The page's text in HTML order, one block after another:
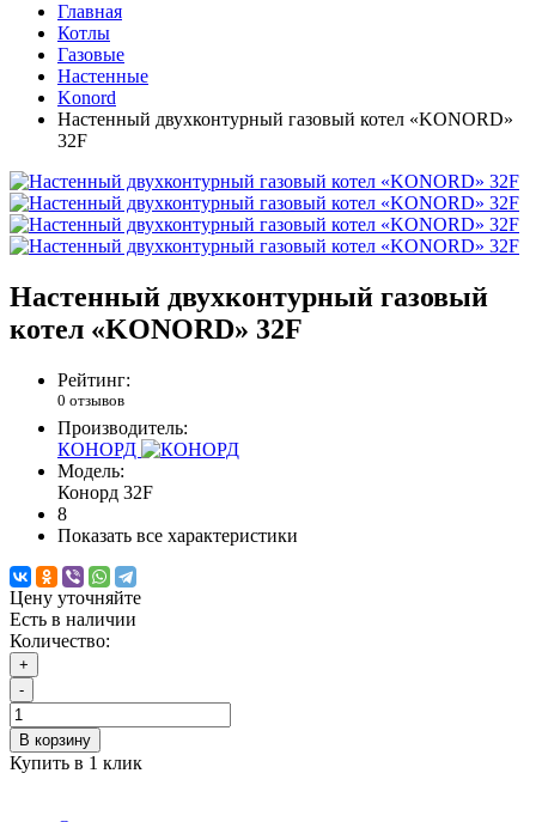
Главная
Котлы
Газовые
Настенные
Konord
Настенный двухконтурный газовый котел «KONORD»
32F
Настенный двухконтурный газовый
котел «KONORD» 32F
Рейтинг:
0 отзывов
Производитель:
КОНОРД
Модель:
Конорд 32F
8
Показать все характеристики
Цену уточняйте
Есть в наличии
Количество:
+
-
В корзину
Купить в 1 клик